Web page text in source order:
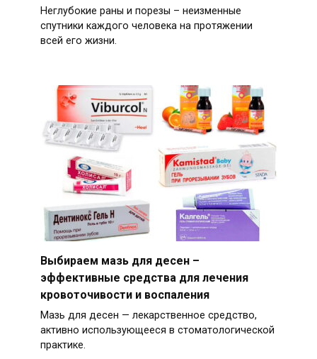
Неглубокие раны и порезы – неизменные
спутники каждого человека на протяжении
всей его жизни.
Выбираем мазь для десен –
эффективные средства для лечения
кровоточивости и воспаления
Мазь для десен — лекарственное средство,
активно использующееся в стоматологической
практике.